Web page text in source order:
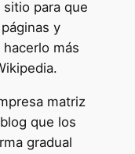
para que
y
más
matriz
que los
gradual